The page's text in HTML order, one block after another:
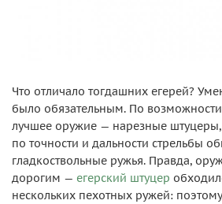
Что отличало тогдашних егерей?
было обязательным. По
лучшее оружие — нарезные
по точности и дальности стрельбы
гладкоствольные ружья. Правда,
дорогим — егерский штуцер
нескольких пехотных ружей: